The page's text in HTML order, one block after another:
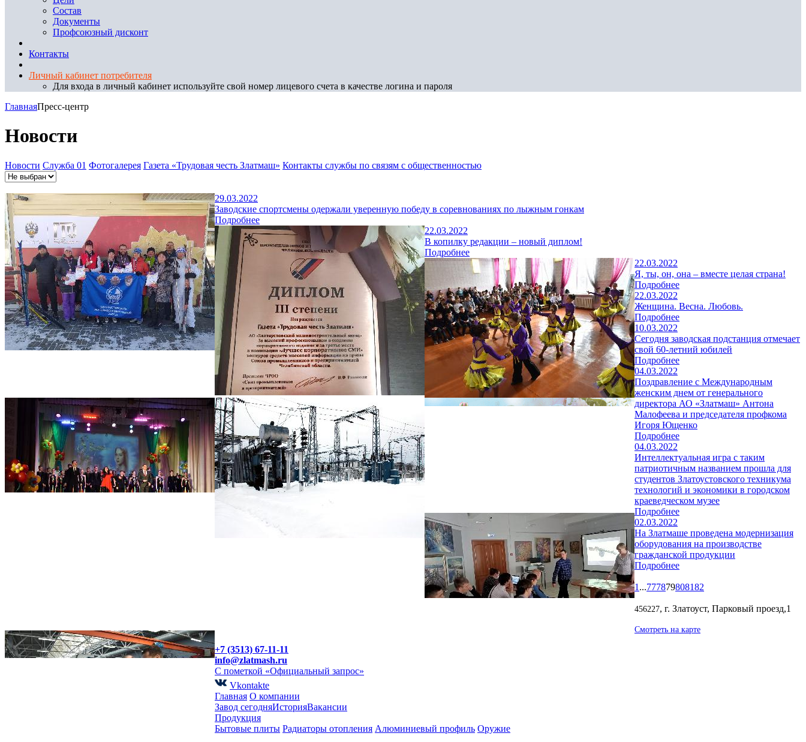
Состав
Документы
Профсоюзный дисконт
Контакты
Личный кабинет потребителя
Для входа в личный кабинет используйте свой номер лицевого счета в качестве логина и пароля
ГлавнаяПресс-центр
Новости
Новости Служба 01 Фотогалерея Газета «Трудовая честь Златмаш» Контакты службы по связям с общественностью
29.03.2022
Заводские спортсмены одержали уверенную победу в соревнованиях по лыжным гонкам
Подробнее
22.03.2022
В копилку редакции – новый диплом!
Подробнее
22.03.2022
Я, ты, он, она – вместе целая страна!
Подробнее
22.03.2022
Женщина. Весна. Любовь.
Подробнее
10.03.2022
Сегодня заводская подстанция отмечает
свой 60-летний юбилей
Подробнее
04.03.2022
Поздравление с Международным
женским днем от генерального
директора АО «Златмаш» Антона
Малофеева и председателя профкома
Игоря Ющенко
Подробнее
04.03.2022
Интеллектуальная игра с таким
патриотичным названием прошла для
студентов Златоустовского техникума
технологий и экономики в городском
краеведческом музее
Подробнее
02.03.2022
На Златмаше проведена модернизация
оборудования на производстве
гражданской продукции
Подробнее
1 ...777879808182
456227, г. Златоуст, Парковый проезд,1
Смотреть на карте
+7 (3513) 67-11-11
info@zlatmash.ru
С пометкой «Официальный запрос»
Vkontakte
Главная О компании
Завод сегодняИсторияВакансии
Продукция
Бытовые плиты Радиаторы отопления Алюминиевый профиль Оружие